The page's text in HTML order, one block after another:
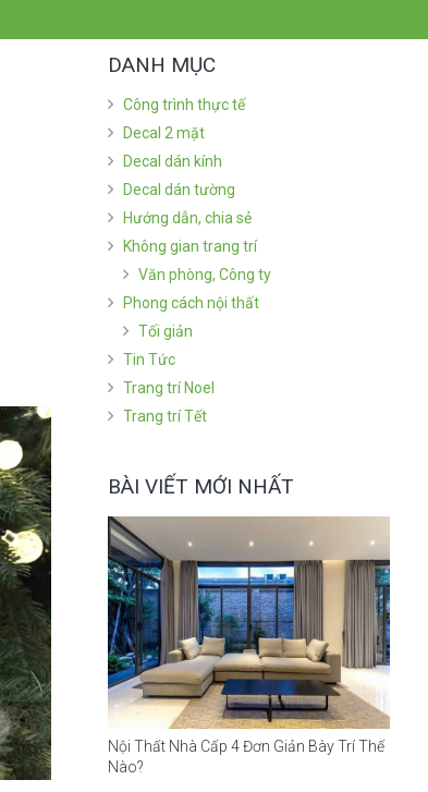
DANH MỤC
Công trình thực tế
Decal 2 mặt
Decal dán kính
Decal dán tường
Hướng dẫn, chia sẻ
Không gian trang trí
Văn phòng, Công ty
Phong cách nội thất
Tối giản
Tin Tức
Trang trí Noel
Trang trí Tết
BÀI VIẾT MỚI NHẤT
Nội Thất Nhà Cấp 4 Đơn Giản Bày Trí Thế
Nào?